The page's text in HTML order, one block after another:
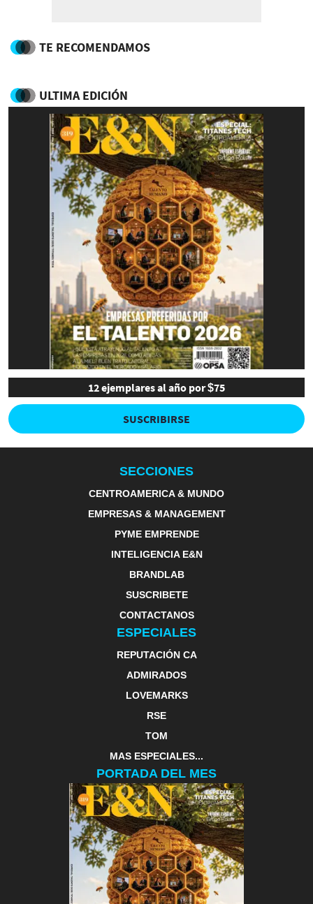
TE RECOMENDAMOS
ULTIMA EDICIÓN
12 ejemplares al año por $75
SUSCRIBIRSE
SECCIONES
CENTROAMERICA & MUNDO
EMPRESAS & MANAGEMENT
PYME EMPRENDE
INTELIGENCIA E&N
BRANDLAB
SUSCRIBETE
CONTACTANOS
ESPECIALES
REPUTACIÓN CA
ADMIRADOS
LOVEMARKS
RSE
TOM
MAS ESPECIALES...
PORTADA DEL MES